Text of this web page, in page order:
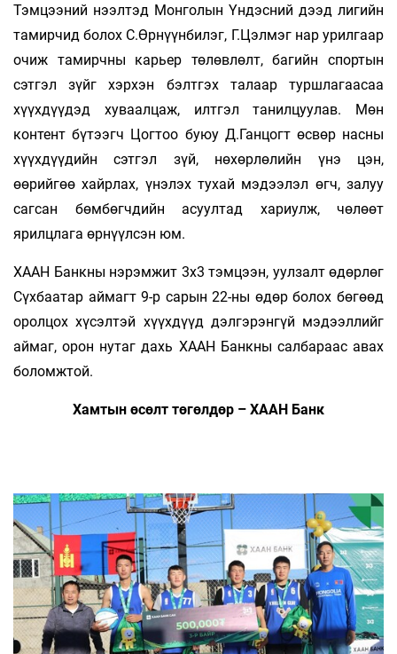
Тэмцээний нээлтэд Монголын Үндэсний дээд лигийн
тамирчид болох С.Өрнүүнбилэг, Г.Цэлмэг нар урилгаар
очиж тамирчны карьер төлөвлөлт, багийн спортын
сэтгэл зүйг хэрхэн бэлтгэх талаар туршлагаасаа
хүүхдүүдэд хуваалцаж, илтгэл танилцуулав. Мөн
контент бүтээгч Цогтоо буюу Д.Ганцогт өсвөр насны
хүүхдүүдийн сэтгэл зүй, нөхөрлөлийн үнэ цэн,
өөрийгөө хайрлах, үнэлэх тухай мэдээлэл өгч, залуу
сагсан бөмбөгчдийн асуултад хариулж, чөлөөт
ярилцлага өрнүүлсэн юм.
ХААН Банкны нэрэмжит 3х3 тэмцээн, уулзалт өдөрлөг
Сүхбаатар аймагт 9-р сарын 22-ны өдөр болох бөгөөд
оролцох хүсэлтэй хүүхдүүд дэлгэрэнгүй мэдээллийг
аймаг, орон нутаг дахь ХААН Банкны салбараас авах
боломжтой.
Хамтын өсөлт төгөлдөр – ХААН Банк